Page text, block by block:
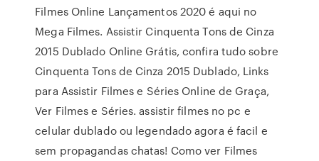
Filmes Online Lançamentos 2020 é aqui no
Mega Filmes. Assistir Cinquenta Tons de Cinza
2015 Dublado Online Grátis, confira tudo sobre
Cinquenta Tons de Cinza 2015 Dublado, Links
para Assistir Filmes e Séries Online de Graça,
Ver Filmes e Séries. assistir filmes no pc e
celular dublado ou legendado agora é facil e
sem propagandas chatas! Como ver Filmes